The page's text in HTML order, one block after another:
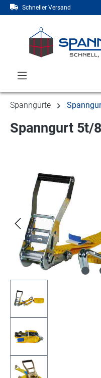
Zum Hauptinhalt springen
Schneller Versand
Spanngurte
Spanngurt 5t/
Bildergalerie überspringen